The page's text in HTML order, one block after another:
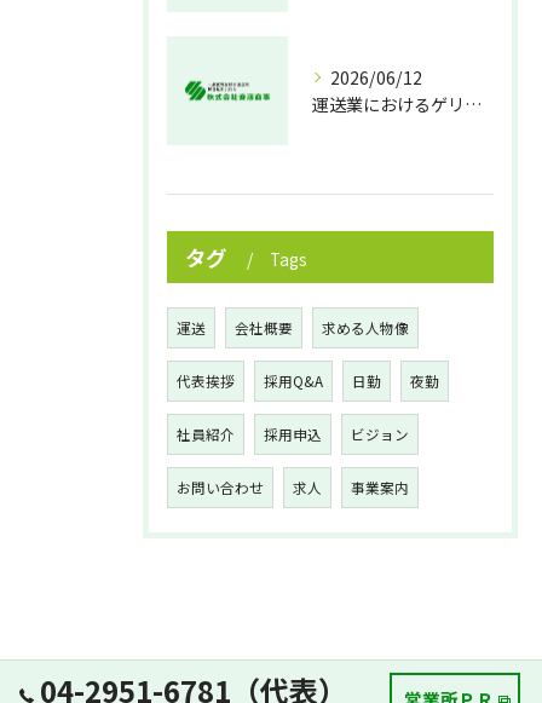
2026/06/12
運送業におけるゲリラ豪雨対策の実践法
タグ Tags
運送 会社概要 求める人物像
代表挨拶 採用Q&A 日勤 夜勤
社員紹介 採用申込 ビジョン
お問い合わせ 求人 事業案内
04-2951-6781（代表）